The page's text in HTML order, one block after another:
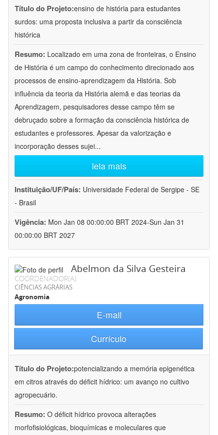
Título do Projeto:ensino de história para estudantes
surdos: uma proposta inclusiva a partir da consciência
histórica
Resumo: Localizado em uma zona de fronteiras, o Ensino
de História é um campo do conhecimento direcionado aos
processos de ensino-aprendizagem da História. Sob
influência da teoria da História alemã e das teorias da
Aprendizagem, pesquisadores desse campo têm se
debruçado sobre a formação da consciência histórica de
estudantes e professores. Apesar da valorização e
incorporação desses sujei...
leia mais
Instituição/UF/País: Universidade Federal de Sergipe - SE
- Brasil
Vigência: Mon Jan 08 00:00:00 BRT 2024-Sun Jan 31
00:00:00 BRT 2027
Abelmon da Silva Gesteira
COORDENADOR(A)
CIÊNCIAS AGRÁRIAS
Agronomia
E-mail
Currículo
Título do Projeto:potencializando a memória epigenética
em citros através do déficit hídrico: um avanço no cultivo
agropecuário.
Resumo: O déficit hídrico provoca alterações
morfofisiológicas, bioquímicas e moleculares que